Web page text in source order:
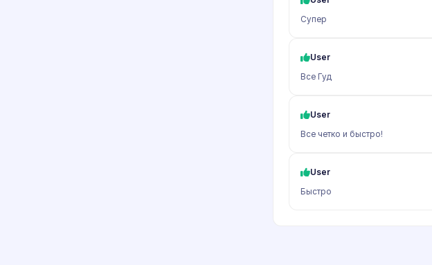
Супер
User
Все Гуд
User
Все четко и быстро!
User
Быстро